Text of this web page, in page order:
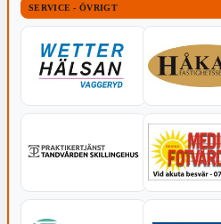
SERVICE - ÖVRIGT